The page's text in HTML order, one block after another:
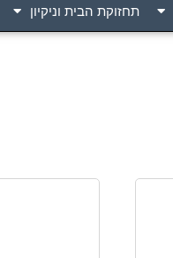
תחזוקת הבית וניקיון